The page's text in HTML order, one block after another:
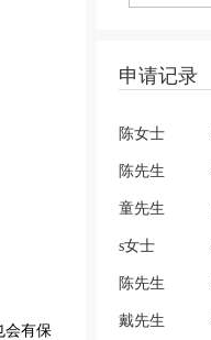
会有保
申请记录
陈女士
陈先生
童先生
s女士
陈先生
戴先生